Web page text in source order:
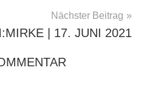
Nächster Beitrag
| 17. JUNI 2021